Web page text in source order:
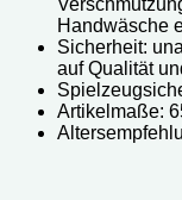
Handwäsche
Sicherheit:
auf Qualität
Artikelmaße: